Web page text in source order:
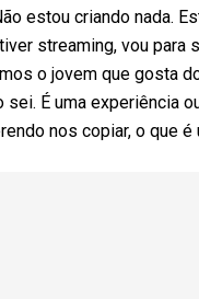
estou criando nada.
streaming, vou para
o jovem que gosta
sei. É uma experiência
nos copiar, o que é